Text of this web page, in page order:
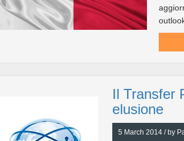
Il Transfer
elusione
5 March 2014 / by